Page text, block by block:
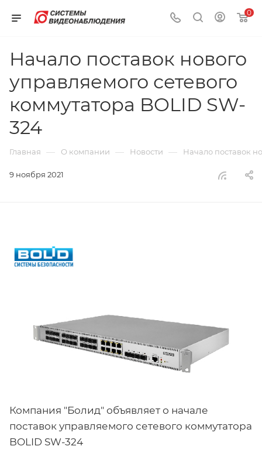
0
Начало поставок нового
управляемого сетевого
коммутатора BOLID SW-
324
Главная — О компании — Новости — Начало поставок
9 ноября 2021
Компания "Болид" объявляет о начале
поставок управляемого сетевого коммутатора
BOLID SW-324